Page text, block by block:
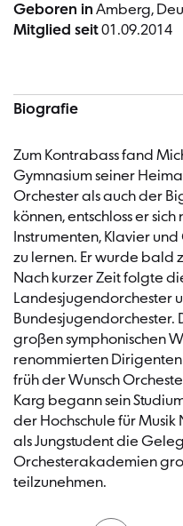
Geboren in Amberg,
Mitglied seit01.09.2014
Biografie
Zum Kontrabass fand
Gymnasium seiner
Orchester als auch der
können, entschloss er
Instrumenten, Klavier
zu lernen. Er wurde bald
Nach kurzer Zeit folgte
Landesjugendorchester
Bundesjugendorchester.
großen symphonischen
renommierten Dirigenten
früh der Wunsch
Karg begann sein
der Hochschule für
als Jungstudent die
Orchesterakademien
teilzunehmen.